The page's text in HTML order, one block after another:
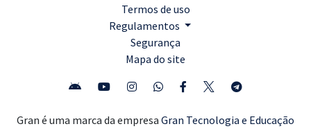
Termos de uso
Regulamentos
Segurança
Mapa do site
Gran é uma marca da empresa Gran Tecnologia e Educação